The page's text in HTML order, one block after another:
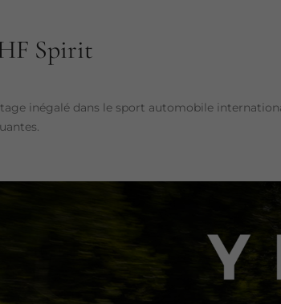
Spirit
inégalé dans le sport automobile